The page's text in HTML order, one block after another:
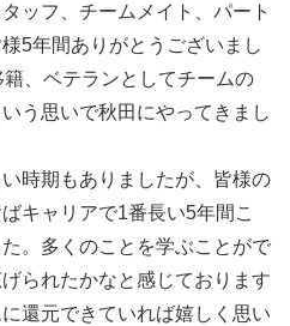
ッフ、チームメイト、パート
5年間ありがとうございまし
、ベテランとしてチームの
う思いで秋田にやってきまし
時期もありましたが、皆様の
キャリアで1番長い5年間こ
。多くのことを学ぶことがで
られたかなと感じております
還元できていれば嬉しく思い